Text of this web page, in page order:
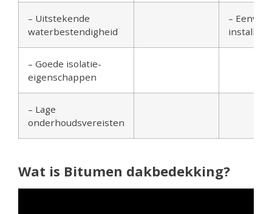
– Uitstekende
waterbestendigheid
–
installatie
– Goede isolatie-
eigenschappen
– Lage
onderhoudsvereisten
Wat is Bitumen dakbedekking?